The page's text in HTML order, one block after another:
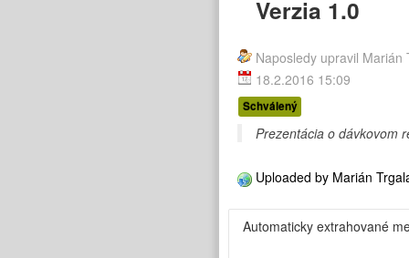
Verzia 1.0
Naposledy upravil Marián
18.2.2016 15:09
Stav:
Schválený
Prezentácia o dávkovom
Uploaded by Marián
Automaticky extrahované